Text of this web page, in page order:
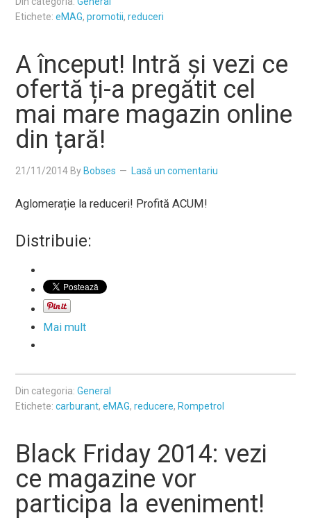
Etichete:eMAG,promotii,reduceri
A început! Intră și vezi ce
ofertă ți-a pregătit cel
mai mare magazin online
din țară!
21/11/2014 By Bobses Lasă un comentariu
Aglomerație la reduceri! Profită ACUM!
Distribuie:
Mai mult
Din categoria:General
Etichete:carburant,eMAG,reducere, Rompetrol
Black Friday 2014: vezi
ce magazine vor
participa la eveniment!